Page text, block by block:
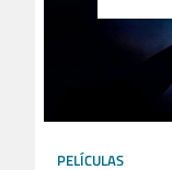
PELÍCULAS